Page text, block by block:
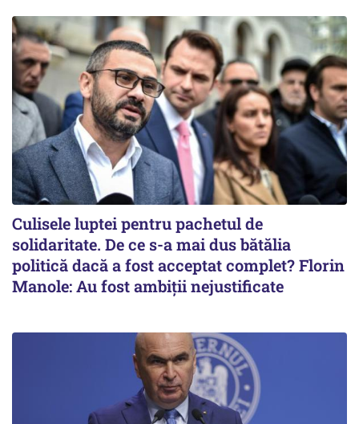
Culisele luptei pentru pachetul de
solidaritate. De ce s-a mai dus bătălia
politică dacă a fost acceptat complet? Florin
Manole: Au fost ambiții nejustificate